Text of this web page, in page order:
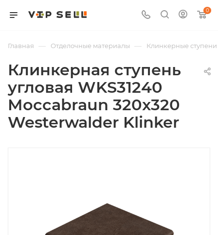
0
Главная — Отделочные материалы — Клинкерные
Клинкерная ступень
угловая WKS31240
Moccabraun 320x320
Westerwalder Klinker